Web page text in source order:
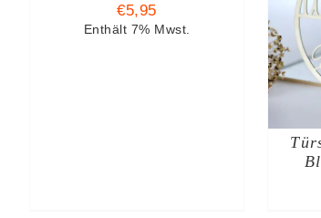
€5,95
Enthält 7% Mwst.
IN DEN WARENKORB
/
DETAILS